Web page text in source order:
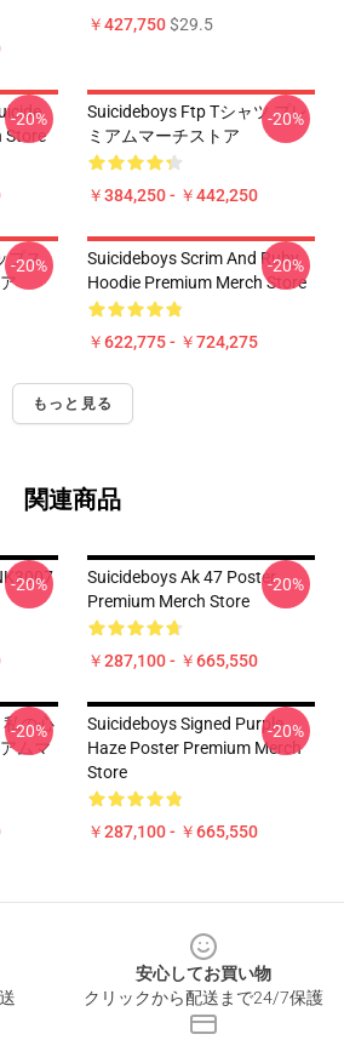
￥427,750$29.5
Store
-20%
Suicideboys Ftp Tシャツ プレ
ミアムマーチストア
￥384,250 - ￥442,250
-20%
プス
-20%
Suicideboys Scrim And Ruby
Hoodie Premium Merch Store
￥622,775 - ￥724,275
-20%
もっと見る
関連商品
-20%
Suicideboys Ak 47 Poster
Premium Merch Store
￥287,100 - ￥665,550
-20%
私の心
ムマ
-20%
Suicideboys Signed Purple
Haze Poster Premium Merch
Store
￥287,100 - ￥665,550
-20%
安心してお買い物
クリックから配送まで24/7保護